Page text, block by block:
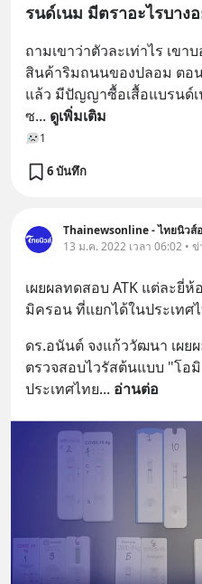
รนด์เนม มีตราอะไรบาง
ถามเขาว่าตัวละเท่าไร เขา
สินค้าริมถนนของปลอม ตอ
แล้ว มีปัญญาซื้อเสื้อแบรนด์
ซ... ดูเพิ่มเติม
1
6 บันทึก
Thainewsonline - ไทยนิวส์
13 ม.ค. 2022 เวลา 06:02 • ข่
เผยผลทดสอบ ATK แต่ละยี่
มิครอน ที่แยกได้ในประเทศ
ดร.อนันต์ จงแก้ววัฒนา เผย
ตรวจสอบไวรัสต้นแบบ "โอ
ประเทศไทย... อ่านต่อ